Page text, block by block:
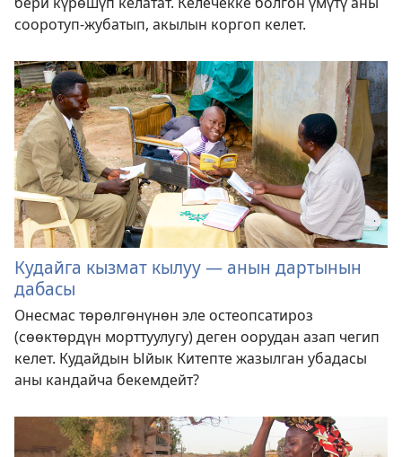
сооротуп-жубатып, акылын коргоп келет.
Кудайга кызмат кылуу — анын дартынын
дабасы
Онесмас төрөлгөнүнөн эле остеопсатироз
(сөөктөрдүн морттуулугу) деген оорудан азап чегип
келет. Кудайдын Ыйык Китепте жазылган убадасы
аны кандайча бекемдейт?